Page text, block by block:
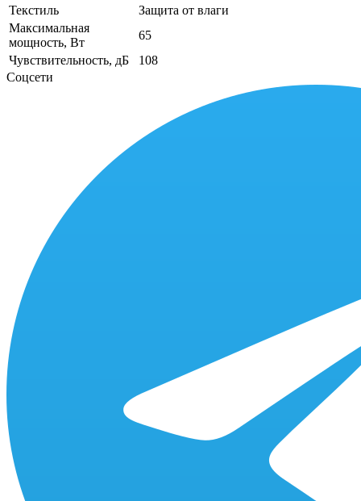
Текстиль
Защита от влаги
Максимальная
мощность, Вт
65
Чувствительность, дБ
108
Соцсети